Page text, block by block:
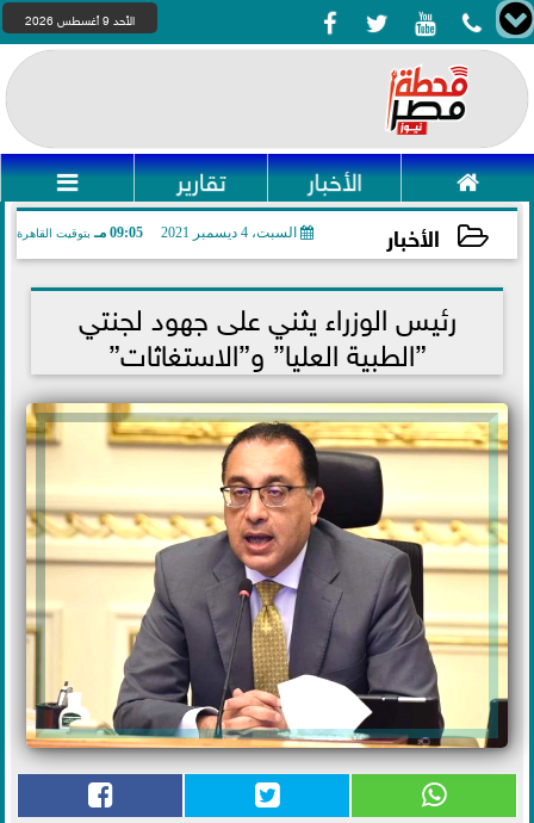
    الأحد 9 أغسطس 2026
 الأخبار تقارير 
الأخبار السبت، 4 ديسمبر 2021 09:05 مـ بتوقيت القاهرة
2021-12-04 21:05:48رئيس الوزراء يثني على جهود لجنتي
”الطبية العليا” و”الاستغاثات”